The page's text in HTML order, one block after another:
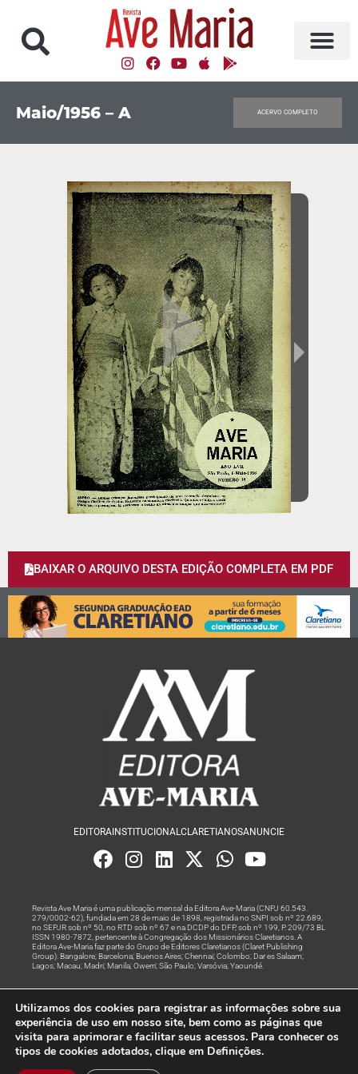
Maio/1956 – A ACERVO COMPLETO
BAIXAR O ARQUIVO DESTA EDIÇÃO COMPLETA EM PDF
EDITORA INSTITUCIONALCLARETIANOSANUNCIE
Revista Ave Maria é uma publicação mensal da Editora Ave-Maria (CNPJ 60.543.
279/0002-62), fundada em 28 de maio de 1898, registrada no SNPI sob nº 22.689,
no SEPJR sob nº 50, no RTD sob nº 67 e na DCDP do DFP, sob nº 199, P. 209/73 BL
ISSN 1980-7872, pertencente à Congregação dos Missionários Claretianos. A
Editora Ave-Maria faz parte do Grupo de Editores Claretianos (Claret Publishing
Group). Bangalore; Barcelona; Buenos Aires; Chennai; Colombo; Dar es Salaam;
Lagos; Macau; Madri; Manila; Owerri; São Paulo; Varsóvia; Yaoundé.
Rede
© Todos os Direitos Reservados
Utilizamos dos cookies para registrar as informações sobre sua
experiência de uso em nosso site, bem como as páginas que
visita para aprimorar e facilitar seus acessos. Para conhecer os
tipos de cookies adotados, clique em Definições.